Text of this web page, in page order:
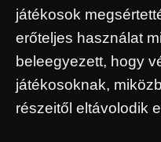
játékosok
erőteljes használat
beleegyezett, hogy
játékosoknak,
részeitől eltávolodik